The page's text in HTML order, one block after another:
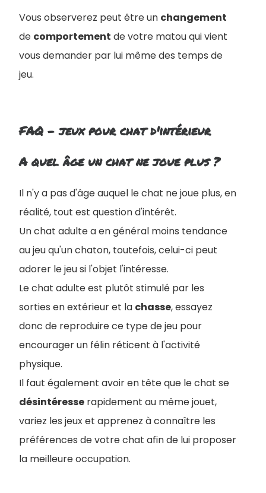
Vous observerez peut être un changement
de comportement de votre matou qui vient
vous demander par lui même des temps de
jeu.
FAQ - jeux pour chat d'intérieur
A quel âge un chat ne joue plus ?
Il n'y a pas d'âge auquel le chat ne joue plus, en
réalité, tout est question d'intérêt.
Un chat adulte a en général moins tendance
au jeu qu'un chaton, toutefois, celui-ci peut
adorer le jeu si l'objet l'intéresse.
Le chat adulte est plutôt stimulé par les
sorties en extérieur et la chasse, essayez
donc de reproduire ce type de jeu pour
encourager un félin réticent à l'activité
physique.
Il faut également avoir en tête que le chat se
désintéresse rapidement au même jouet,
variez les jeux et apprenez à connaître les
préférences de votre chat afin de lui proposer
la meilleure occupation.